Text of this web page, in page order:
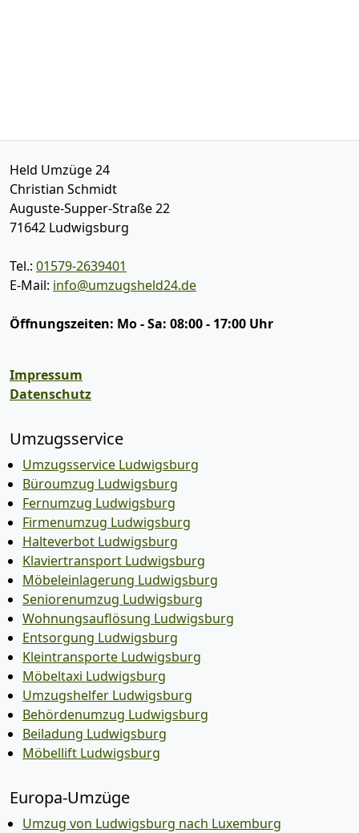
Held Umzüge 24
Christian Schmidt
Auguste-Supper-Straße 22
71642 Ludwigsburg
Tel.: 01579-2639401
E-Mail: info@umzugsheld24.de
Öffnungszeiten: Mo - Sa: 08:00 - 17:00 Uhr
Impressum
Datenschutz
Umzugsservice
Umzugsservice Ludwigsburg
Büroumzug Ludwigsburg
Fernumzug Ludwigsburg
Firmenumzug Ludwigsburg
Halteverbot Ludwigsburg
Klaviertransport Ludwigsburg
Möbeleinlagerung Ludwigsburg
Seniorenumzug Ludwigsburg
Wohnungsauflösung Ludwigsburg
Entsorgung Ludwigsburg
Kleintransporte Ludwigsburg
Möbeltaxi Ludwigsburg
Umzugshelfer Ludwigsburg
Behördenumzug Ludwigsburg
Beiladung Ludwigsburg
Möbellift Ludwigsburg
Europa-Umzüge
Umzug von Ludwigsburg nach Luxemburg